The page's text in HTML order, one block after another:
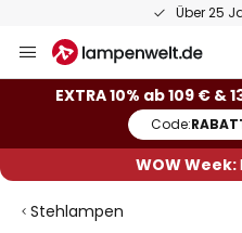
Über 25
Inhalt
springen
EXTRA 10% ab 109 € &
Code:
WOW Week:
Stehlampen